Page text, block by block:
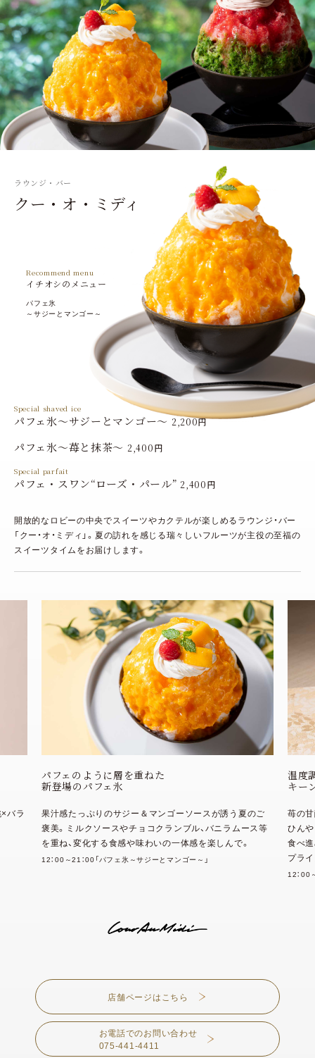
ラウンジ・バー
クー・オ・ミディ
Recommend menu
イチオシのメニュー
パフェ氷
～サジーとマンゴー～
Special shaved ice
パフェ氷～サジーとマンゴー～ 2,200円
パフェ氷～苺と抹茶～ 2,400円
Special parfait
パフェ・スワン“ローズ・パール” 2,400円
開放的なロビーの中央でスイーツやカクテルが楽しめるラウンジ・バー
「クー・オ・ミディ」。夏の訪れを感じる瑞々しいフルーツが主役の至福の
スイーツタイムをお届けします。
のご
温度調節をした柔らかな氷を使用
キーンとしないふわふわのパフェ氷
苺の甘酸っぱさと抹茶のほろ苦い風味が織りなす特別な
ひんやり体験。トップのなめらかな苺と白餡のクリームを
食べ進めると、胡麻が香ばしいチュイールや白玉が潜むサ
プライズ。
桃
桃
グラ
の華
12：
店舗ページはこちら
お電話でのお問い合わせ
075-441-4411